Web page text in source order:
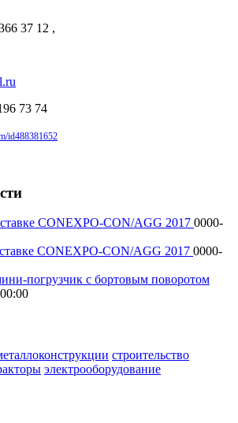
37 12 ,
73 74
id488381652
CONEXPO-CON/AGG 2017 0000-
CONEXPO-CON/AGG 2017 0000-
погрузчик с бортовым поворотом
строительство
электрооборудование